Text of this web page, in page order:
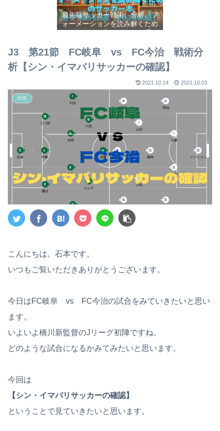
最先端サッカー戦術、分析、フ
ォーメーションを読み解くため
のサッカー本おすすめ32選
J3 第21節 FC岐阜 vs FC今治 戦術分
析【シン・イマバリサッカーの確認】
2021.10.14 2021.10.03
戦術
こんにちは。石本です。
いつもご覧いただきありがとうございます。
今日はFC岐阜 vs FC今治の試合をみていきたいと思い
ます。
いよいよ橋川新監督のJリーグ初陣ですね。
どのような試合になるかみてみたいと思います。
今回は
【シン・イマバリサッカーの確認】
ということで見ていきたいと思います。